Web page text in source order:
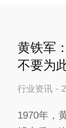
黄铁军
不要为
行业资讯
1970年，